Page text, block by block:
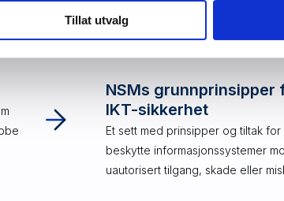
Tillat utvalg
som kan hjelpe deg og din bedrift på
NSMs grunnprinsipper
IKT-sikkerhet
Et sett med prinsipper og tiltak for
beskytte informasjonssystemer
uautorisert tilgang, skade eller